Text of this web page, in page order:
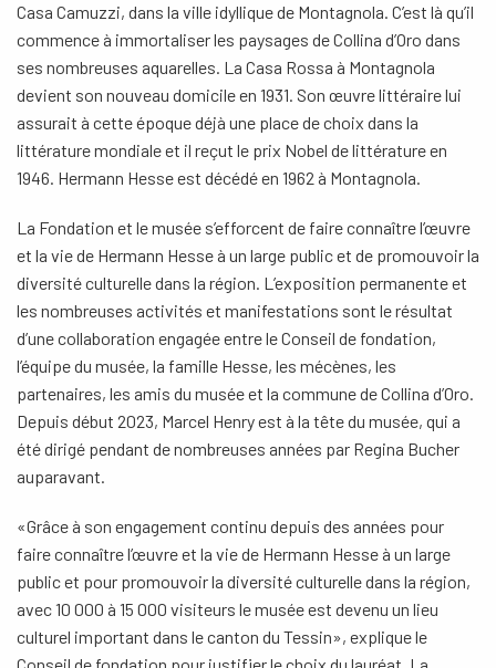
Casa Camuzzi, dans la ville idyllique de Montagnola. C’est là qu’il
commence à immortaliser les paysages de Collina d’Oro dans
ses nombreuses aquarelles. La Casa Rossa à Montagnola
devient son nouveau domicile en 1931. Son œuvre littéraire lui
assurait à cette époque déjà une place de choix dans la
littérature mondiale et il reçut le prix Nobel de littérature en
1946. Hermann Hesse est décédé en 1962 à Montagnola.
La Fondation et le musée s’efforcent de faire connaître l’œuvre
et la vie de Hermann Hesse à un large public et de promouvoir la
diversité culturelle dans la région. L’exposition permanente et
les nombreuses activités et manifestations sont le résultat
d’une collaboration engagée entre le Conseil de fondation,
l’équipe du musée, la famille Hesse, les mécènes, les
partenaires, les amis du musée et la commune de Collina d’Oro.
Depuis début 2023, Marcel Henry est à la tête du musée, qui a
été dirigé pendant de nombreuses années par Regina Bucher
auparavant.
«Grâce à son engagement continu depuis des années pour
faire connaître l’œuvre et la vie de Hermann Hesse à un large
public et pour promouvoir la diversité culturelle dans la région,
avec 10 000 à 15 000 visiteurs le musée est devenu un lieu
culturel important dans le canton du Tessin», explique le